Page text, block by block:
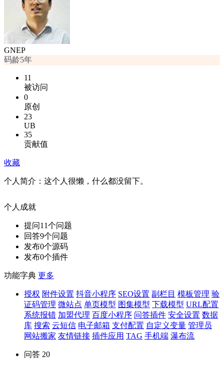
GNEP
码龄5年
11
被访问
0
原创
23
UB
35
贡献值
收藏
个人简介： 这个人很懒，什么都没留下。
个人成就
提问11个问题
回答9个问题
发布0个源码
发布0个插件
功能字典 更多
授权 附件设置 抖音小程序 SEO设置 副栏目 模板管理 验
证码管理 微站点 单页模型 图集模型 下载模型 URL配置
系统报错 加盟代理 百度小程序 问答插件 安全设置 数据
库 搜索 云短信 电子邮箱 支付配置 自定义变量 管理员
网站搬家 友情链接 插件应用 TAG 手机端 瀑布流
问答 20